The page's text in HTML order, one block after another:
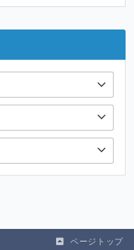
ページトップ